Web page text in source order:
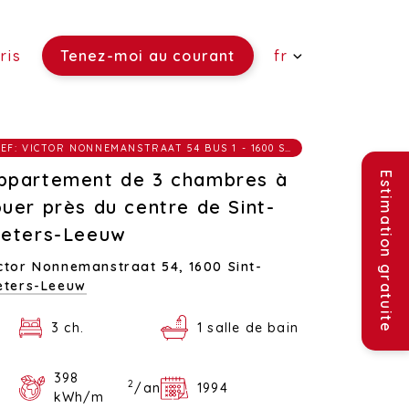
Tenez-moi au courant fr
REF: VICTOR NONNEMANSTRAAT 54 BUS 1 - 1600 SINT-PIETERS-LEEUW
de 3 chambres à
près du centre de Sint-
Leeuw
Nonnemanstraat 54, 1600 Sint-
Leeuw
3 ch. 1 salle de bain
398
kWh/m
2 /an 1994
Estimation gratuite